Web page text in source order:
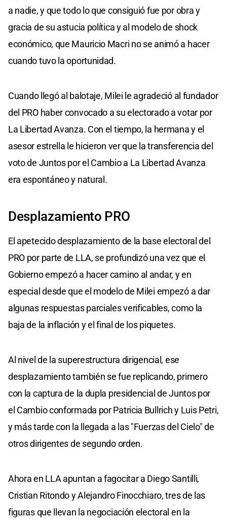
a nadie, y que todo lo que consiguió fue por obra y
gracia de su astucia política y al modelo de shock
económico, que Mauricio Macri no se animó a hacer
cuando tuvo la oportunidad.
Cuando llegó al balotaje, Milei le agradeció al fundador
del PRO haber convocado a su electorado a votar por
La Libertad Avanza. Con el tiempo, la hermana y el
asesor estrella le hicieron ver que la transferencia del
voto de Juntos por el Cambio a La Libertad Avanza
era espontáneo y natural.
Desplazamiento PRO
El apetecido desplazamiento de la base electoral del
PRO por parte de LLA, se profundizó una vez que el
Gobierno empezó a hacer camino al andar, y en
especial desde que el modelo de Milei empezó a dar
algunas respuestas parciales verificables, como la
baja de la inflación y el final de los piquetes.
Al nivel de la superestructura dirigencial, ese
desplazamiento también se fue replicando, primero
con la captura de la dupla presidencial de Juntos por
el Cambio conformada por Patricia Bullrich y Luis Petri,
y más tarde con la llegada a las "Fuerzas del Cielo" de
otros dirigentes de segundo orden.
Ahora en LLA apuntan a fagocitar a Diego Santilli,
Cristian Ritondo y Alejandro Finocchiaro, tres de las
figuras que llevan la negociación electoral en la